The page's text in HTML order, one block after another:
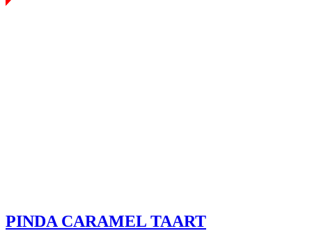
PINDA CARAMEL TAART